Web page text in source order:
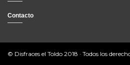
Contacto
© Disfraces el Toldo 2018 · Todos los